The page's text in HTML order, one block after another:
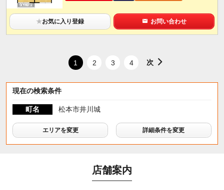
★お気に入り登録 お問い合わせ
1 2 3 4 次
現在の検索条件
町名 松本市井川城
エリアを変更 詳細条件を変更
店舗案内